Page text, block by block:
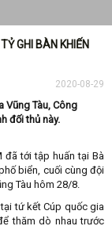
GHI BÀN KHIẾN
2020-08-29
Vũng Tàu, Công
đối thủ này.
đã tới tập huấn tại Bà
biển, cuối cùng đội
Tàu hôm 28/8.
tứ kết Cúp quốc gia
thăm dò nhau trước